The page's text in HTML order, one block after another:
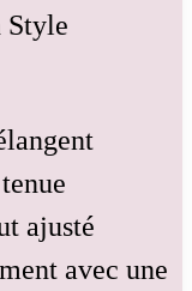
ajusté
avec une